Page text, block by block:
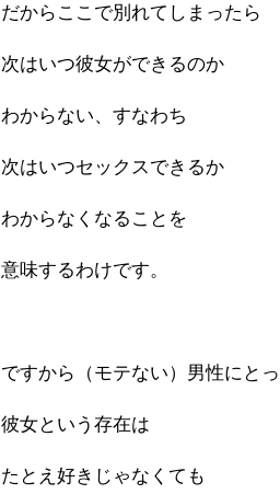
だからここで別れてしまったら
次はいつ彼女ができるのか
わからない、すなわち
次はいつセックスできるか
わからなくなることを
意味するわけです。
ですから（モテない）男性にと
彼女という存在は
たとえ好きじゃなくても